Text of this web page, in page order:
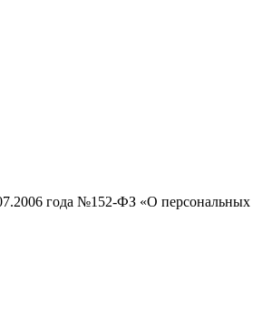
года №152-ФЗ «О персональных